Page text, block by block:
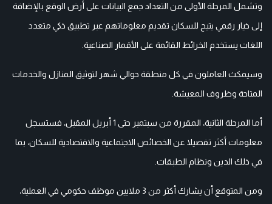
وتشمل المرحلة الأولى من التعداد جمع البيانات على أرض الوقع بالإضافة
إلى خيار رقمي يتيح للسكان تقديم معلوماتهم عبر تطبيق ذكي متعدد
اللغات يستخدم الخرائط القائمة على الأقمار الصناعية.
وسيمكث العاملون في كل منطقة حوالي شهر لتوثيق المنازل والخدمات
المتاحة وظروف المعيشة.
أما المرحلة الثانية، المقررة من سبتمبر حتى 1 أبريل المقبل، فستسجل
معلومات أكثر تفصيلا عن الخصائص الاجتماعية والاقتصادية للسكان، بما
في ذلك الدين ونظام الطبقات.
ومن المتوقع أن يشارك أكثر من 3 ملايين موظف حكومي في العملية،